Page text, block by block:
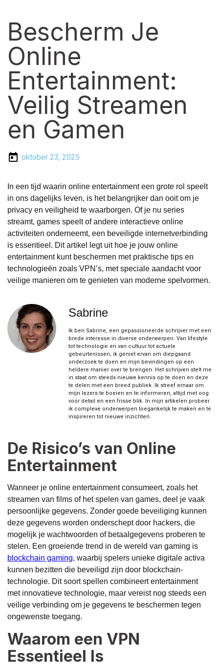
Bescherm Je
Online
Entertainment:
Veilig Streamen
en Gamen
oktober 23, 2025
In een tijd waarin online entertainment een grote rol speelt
in ons dagelijks leven, is het belangrijker dan ooit om je
privacy en veiligheid te waarborgen. Of je nu series
streamt, games speelt of andere interactieve online
activiteiten onderneemt, een beveiligde internetverbinding
is essentieel. Dit artikel legt uit hoe je jouw online
entertainment kunt beschermen met praktische tips en
technologieën zoals VPN’s, met speciale aandacht voor
veilige manieren om te genieten van moderne spelvormen.
Sabrine
Ik ben Sabrine, een gepassioneerde schrijver met een
brede interesse in diverse onderwerpen. Van lifestyle
tot technologie en van cultuur tot actuele
gebeurtenissen, ik geniet ervan om diepgaand
onderzoek te doen en mijn bevindingen op een
heldere manier over te brengen. Het schrijven stelt me
in staat om steeds nieuwe kennis op te doen en deze
te delen met een breed publiek. Ik streef ernaar om
mijn lezers te boeien en te informeren, altijd met oog
voor detail en een frisse blik. In mijn artikelen probeer
ik complexe onderwerpen toegankelijk te maken en te
inspireren tot nieuwe inzichten.
De Risico’s van Online
Entertainment
Wanneer je online entertainment consumeert, zoals het
streamen van films of het spelen van games, deel je vaak
persoonlijke gegevens. Zonder goede beveiliging kunnen
deze gegevens worden onderschept door hackers, die
mogelijk je wachtwoorden of betaalgegevens proberen te
stelen. Een groeiende trend in de wereld van gaming is
blockchain gaming, waarbij spelers unieke digitale activa
kunnen bezitten die beveiligd zijn door blockchain-
technologie. Dit soort spellen combineert entertainment
met innovatieve technologie, maar vereist nog steeds een
veilige verbinding om je gegevens te beschermen tegen
ongewenste toegang.
Waarom een VPN
Essentieel Is